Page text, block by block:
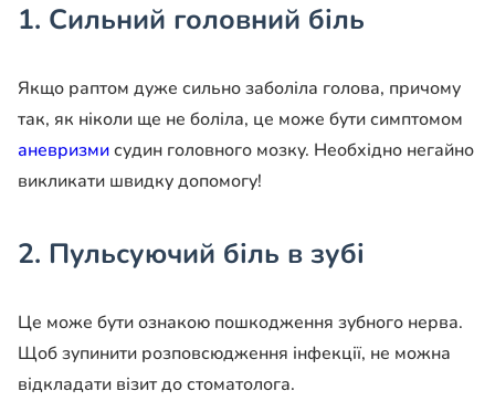
1. Сильний головний біль
Якщо раптом дуже сильно заболіла голова, причому
так, як ніколи ще не боліла, це може бути симптомом
аневризмисудин головного мозку. Необхідно негайно
викликати швидку допомогу!
2. Пульсуючий біль в зубі
Це може бути ознакою пошкодження зубного нерва.
Щоб зупинити розповсюдження інфекції, не можна
відкладати візит до стоматолога.